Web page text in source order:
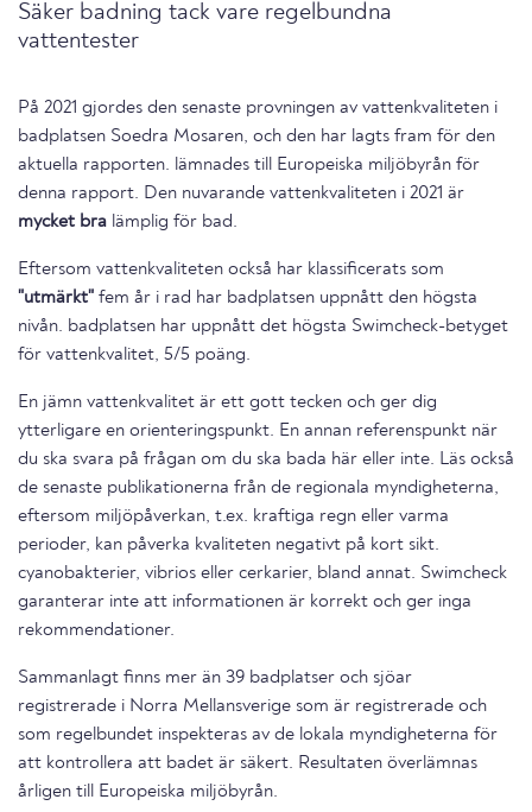
Säker badning tack vare regelbundna
vattentester
På 2021 gjordes den senaste provningen av vattenkvaliteten i
badplatsen Soedra Mosaren, och den har lagts fram för den
aktuella rapporten. lämnades till Europeiska miljöbyrån för
denna rapport. Den nuvarande vattenkvaliteten i 2021 är
mycket bra lämplig för bad.
Eftersom vattenkvaliteten också har klassificerats som
"utmärkt" fem år i rad har badplatsen uppnått den högsta
nivån. badplatsen har uppnått det högsta Swimcheck-betyget
för vattenkvalitet, 5/5 poäng.
En jämn vattenkvalitet är ett gott tecken och ger dig
ytterligare en orienteringspunkt. En annan referenspunkt när
du ska svara på frågan om du ska bada här eller inte. Läs också
de senaste publikationerna från de regionala myndigheterna,
eftersom miljöpåverkan, t.ex. kraftiga regn eller varma
perioder, kan påverka kvaliteten negativt på kort sikt.
cyanobakterier, vibrios eller cerkarier, bland annat. Swimcheck
garanterar inte att informationen är korrekt och ger inga
rekommendationer.
Sammanlagt finns mer än 39 badplatser och sjöar
registrerade i Norra Mellansverige som är registrerade och
som regelbundet inspekteras av de lokala myndigheterna för
att kontrollera att badet är säkert. Resultaten överlämnas
årligen till Europeiska miljöbyrån.